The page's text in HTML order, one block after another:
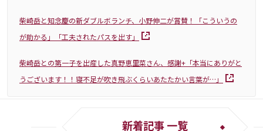
柴崎岳と知念慶の新ダブルボランチ、小野伸二が賞賛！「こういうの
が助かる」「工夫されたパスを出す」
柴崎岳との第一子を出産した真野恵里菜さん、感謝+「本当にありがと
うございます！！寝不足が吹き飛ぶくらいあたたかい言葉が…」
新着記事 一覧